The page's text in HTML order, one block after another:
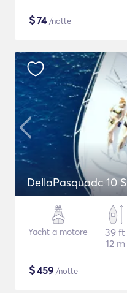
$74/notte
DellaPasquadc 10 S
Yacht a motore
39 ft
12 m
$459 /notte